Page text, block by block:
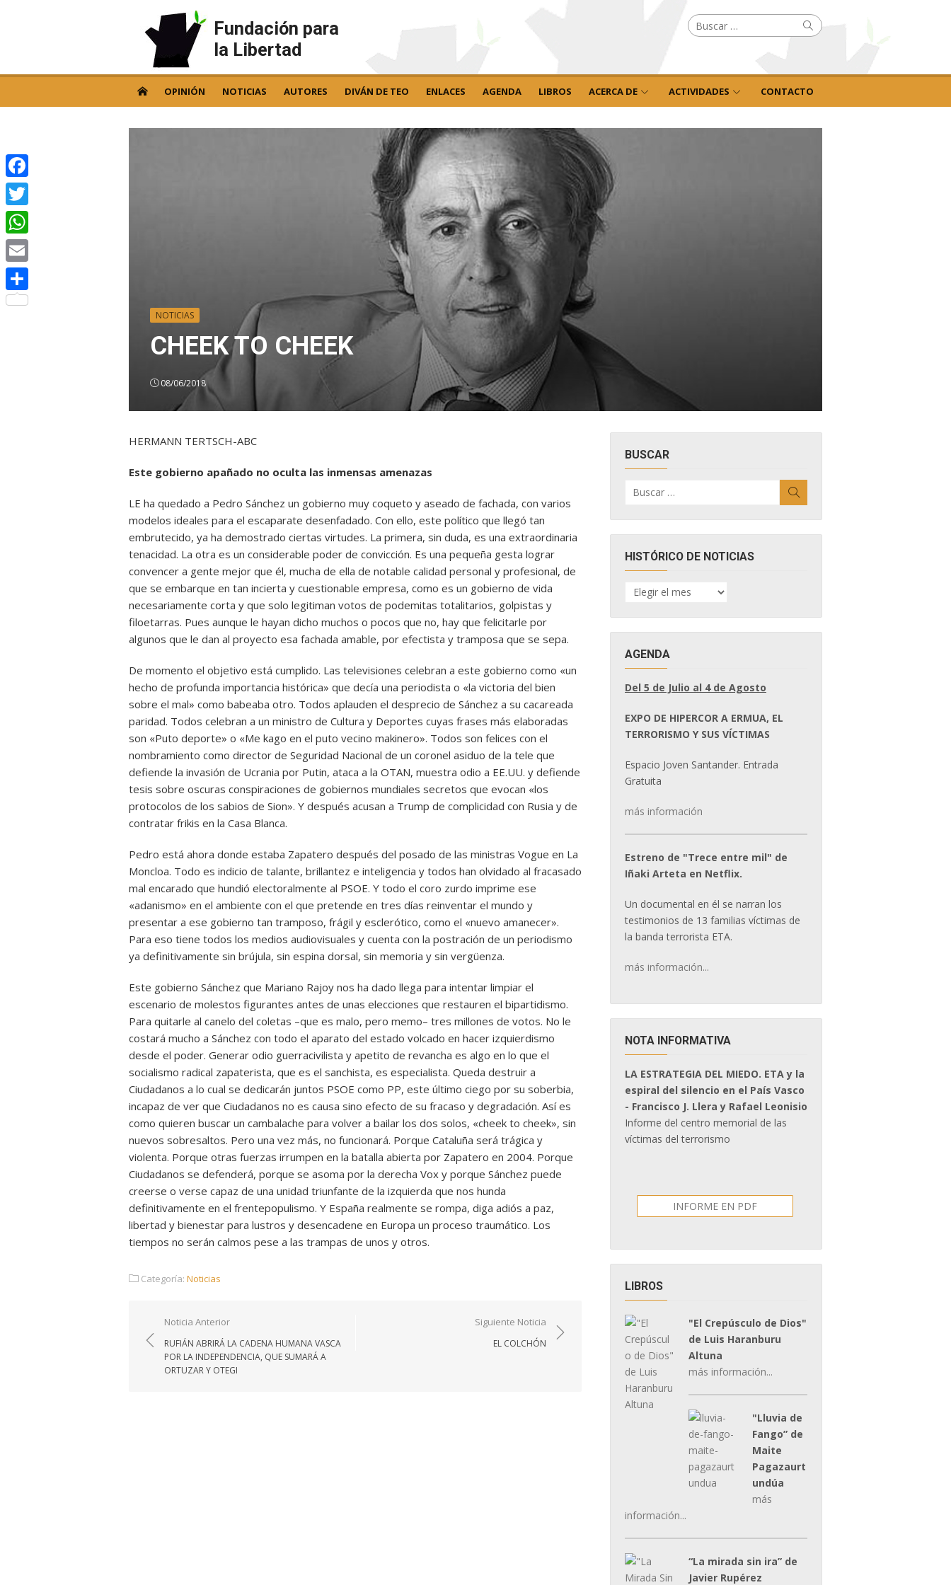
Fundación para
la Libertad
Buscar
por: Buscar
OPINIÓN NOTICIAS AUTORES DIVÁN DE TEO ENLACES AGENDA LIBROS ACERCA DE ACTIVIDADES CONTACTO
NOTICIAS
CHEEK TO CHEEK
08/06/2018
HERMANN TERTSCH-ABC
Este gobierno apañado no oculta las inmensas amenazas
LE ha quedado a Pedro Sánchez un gobierno muy coqueto y aseado de fachada, con varios
modelos ideales para el escaparate desenfadado. Con ello, este político que llegó tan
embrutecido, ya ha demostrado ciertas virtudes. La primera, sin duda, es una extraordinaria
tenacidad. La otra es un considerable poder de convicción. Es una pequeña gesta lograr
convencer a gente mejor que él, mucha de ella de notable calidad personal y profesional, de
que se embarque en tan incierta y cuestionable empresa, como es un gobierno de vida
necesariamente corta y que solo legitiman votos de podemitas totalitarios, golpistas y
filoetarras. Pues aunque le hayan dicho muchos o pocos que no, hay que felicitarle por
algunos que le dan al proyecto esa fachada amable, por efectista y tramposa que se sepa.
De momento el objetivo está cumplido. Las televisiones celebran a este gobierno como «un
hecho de profunda importancia histórica» que decía una periodista o «la victoria del bien
sobre el mal» como babeaba otro. Todos aplauden el desprecio de Sánchez a su cacareada
paridad. Todos celebran a un ministro de Cultura y Deportes cuyas frases más elaboradas
son «Puto deporte» o «Me kago en el puto vecino makinero». Todos son felices con el
nombramiento como director de Seguridad Nacional de un coronel asiduo de la tele que
defiende la invasión de Ucrania por Putin, ataca a la OTAN, muestra odio a EE.UU. y defiende
tesis sobre oscuras conspiraciones de gobiernos mundiales secretos que evocan «los
protocolos de los sabios de Sion». Y después acusan a Trump de complicidad con Rusia y de
contratar frikis en la Casa Blanca.
Pedro está ahora donde estaba Zapatero después del posado de las ministras Vogue en La
Moncloa. Todo es indicio de talante, brillantez e inteligencia y todos han olvidado al fracasado
mal encarado que hundió electoralmente al PSOE. Y todo el coro zurdo imprime ese
«adanismo» en el ambiente con el que pretende en tres días reinventar el mundo y
presentar a ese gobierno tan tramposo, frágil y esclerótico, como el «nuevo amanecer».
Para eso tiene todos los medios audiovisuales y cuenta con la postración de un periodismo
ya definitivamente sin brújula, sin espina dorsal, sin memoria y sin vergüenza.
Este gobierno Sánchez que Mariano Rajoy nos ha dado llega para intentar limpiar el
escenario de molestos figurantes antes de unas elecciones que restauren el bipartidismo.
Para quitarle al canelo del coletas –que es malo, pero memo– tres millones de votos. No le
costará mucho a Sánchez con todo el aparato del estado volcado en hacer izquierdismo
desde el poder. Generar odio guerracivilista y apetito de revancha es algo en lo que el
socialismo radical zapaterista, que es el sanchista, es especialista. Queda destruir a
Ciudadanos a lo cual se dedicarán juntos PSOE como PP, este último ciego por su soberbia,
incapaz de ver que Ciudadanos no es causa sino efecto de su fracaso y degradación. Así es
como quieren buscar un cambalache para volver a bailar los dos solos, «cheek to cheek», sin
nuevos sobresaltos. Pero una vez más, no funcionará. Porque Cataluña será trágica y
violenta. Porque otras fuerzas irrumpen en la batalla abierta por Zapatero en 2004. Porque
Ciudadanos se defenderá, porque se asoma por la derecha Vox y porque Sánchez puede
creerse o verse capaz de una unidad triunfante de la izquierda que nos hunda
definitivamente en el frentepopulismo. Y España realmente se rompa, diga adiós a paz,
libertad y bienestar para lustros y desencadene en Europa un proceso traumático. Los
tiempos no serán calmos pese a las trampas de unos y otros.
Categoría: Noticias
Navegación
de
entradas
Noticia Anterior
RUFIÁN ABRIRÁ LA CADENA HUMANA VASCA
POR LA INDEPENDENCIA, QUE SUMARÁ A
ORTUZAR Y OTEGI
Siguiente Noticia
EL COLCHÓN
BUSCAR
por:
HISTÓRICO DE NOTICIAS
HISTÓRICO
DE
AGENDA
Del 5 de Julio al 4 de Agosto
EXPO DE HIPERCOR A ERMUA, EL
TERRORISMO Y SUS VÍCTIMAS
Espacio Joven Santander. Entrada
Gratuita
más información
Estreno de "Trece entre mil" de
Iñaki Arteta en Netflix.
Un documental en él se narran los
testimonios de 13 familias víctimas de
la banda terrorista ETA.
más información...
NOTA INFORMATIVA
LA ESTRATEGIA DEL MIEDO. ETA y la
espiral del silencio en el País Vasco
- Francisco J. Llera y Rafael Leonisio
Informe del centro memorial de las
víctimas del terrorismo
INFORME EN PDF
LIBROS
"El Crepúsculo de Dios"
de Luis Haranburu
Altuna
más información...
"Lluvia de
Fango” de
Maite
Pagazaurt
undúa
más
información...
“La mirada sin ira” de
Javier Rupérez
Facebook
Twitter
WhatsApp
Email
Compartir